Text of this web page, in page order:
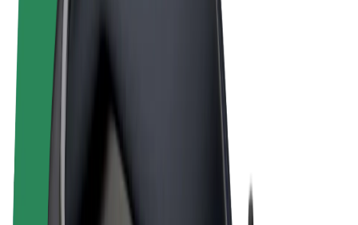
Sąlygos
Privatumas
Slapukai
© 2026 Bolt Technology OÜ